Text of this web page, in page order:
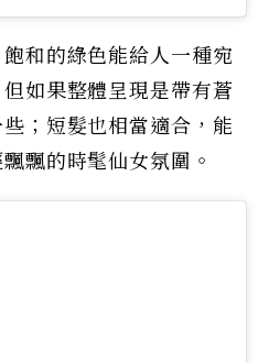
和的綠色能給人一種宛
如果整體呈現是帶有蒼
；短髮也相當適合，能
飄的時髦仙女氛圍。